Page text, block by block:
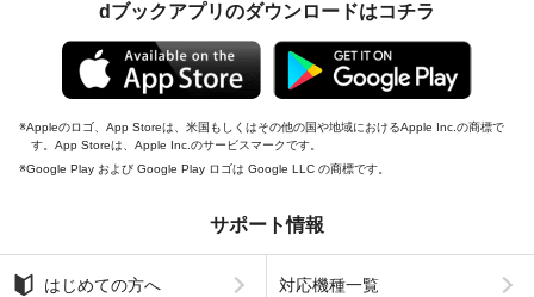
dブックアプリのダウンロードはコチラ
Appleのロゴ、App Storeは、米国もしくはその他の国や地域におけるApple Inc.の商標で
す。App Storeは、Apple Inc.のサービスマークです。
Google Play および Google Play ロゴは Google LLC の商標です。
サポート情報
はじめての方へ 対応機種一覧